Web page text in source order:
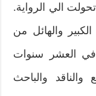
‬الي الرواية‮.
والهائل من
في العشر سنوات
والناقد والباحث